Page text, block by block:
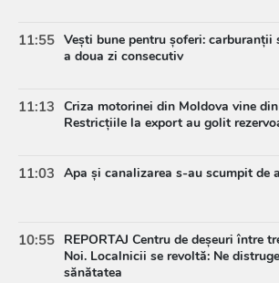
11:55 Vești bune pentru șoferi: carburanții
a doua zi consecutiv
11:13 Criza motorinei din Moldova vine
Restricțiile la export au golit
11:03 Apa și canalizarea s-au scumpit de
10:55 REPORTAJ Centru de deșeuri între
Noi. Localnicii se revoltă: Ne
sănătatea